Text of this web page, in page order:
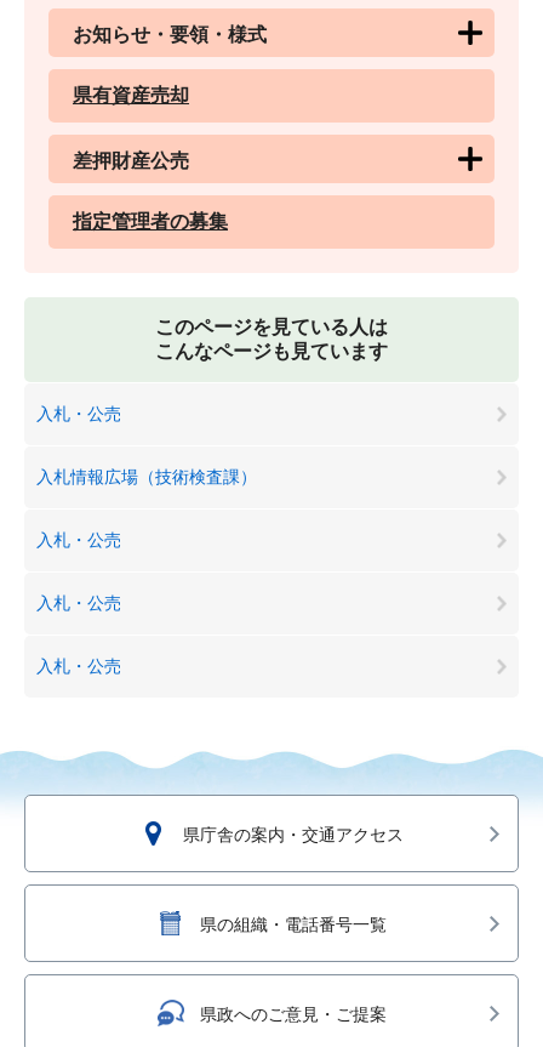
お知らせ・要領・様式
県有資産売却
差押財産公売
指定管理者の募集
このページを見ている人は
こんなページも見ています
入札・公売
入札情報広場（技術検査課）
入札・公売
入札・公売
入札・公売
県庁舎の案内・交通アクセス
県の組織・電話番号一覧
県政へのご意見・ご提案